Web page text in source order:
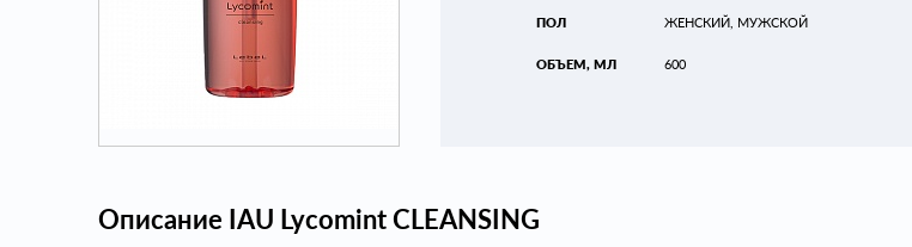
ПОЛ
ОБЪЕМ, МЛ
ЖЕНСКИЙ, МУЖСКОЙ
600
Описание IAU Lycomint CLEANSING